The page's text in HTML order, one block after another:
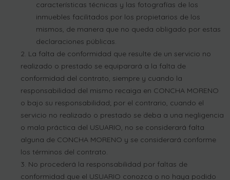
características técnicas y las fotografías de los
inmuebles facilitados por los propietarios de los
mismos, de manera que no queda obligado por estas
declaraciones públicas.
La falta de conformidad que resulte de un servicio no
realizado o prestado se equiparará a la falta de
conformidad del contrato, siempre y cuando la
responsabilidad del mismo recaiga en CONCHA MORENO
o bajo su responsabilidad; por el contrario, cuando el
servicio no realizado o prestado se deba a una negligencia
o mala práctica del USUARIO, no se considerará falta
alguna de CONCHA MORENO y se considerará conforme
los términos del contrato.
No procederá la responsabilidad por faltas de
conformidad que el USUARIO conozca o no haya podido